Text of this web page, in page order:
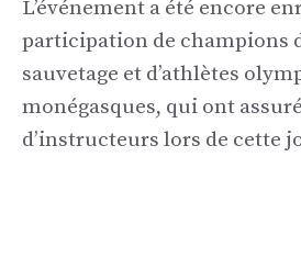
L’événement a été encore
participation de champions
sauvetage et d’athlètes
monégasques, qui ont
d’instructeurs lors de cette